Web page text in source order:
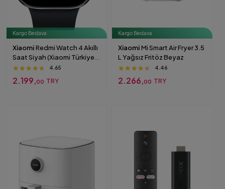
Kargo Bedava
XiaomiRedmi Watch 4 Akıllı
Saat Siyah (Xiaomi Türkiye
Garantili) Sesli Görüşme
Özellikli Siyah
★★★★★
★★★★★
★★★★★ 4.65
2.199,00 TRY
Kargo Bedava
XiaomiMi Smart Air Fryer 3.5
L Yağsız Fritöz Beyaz
★★★★★
★★★★★
★★★★★ 4.46
2.266,00 TRY